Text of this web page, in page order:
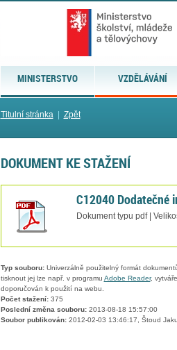
MINISTERSTVO VZDĚLÁVÁNÍ
Titulní stránka| Zpět
DOKUMENT KE STAŽENÍ
C12040 Dodatečné
Dokument typu pdf |
Typ souboru:Univerzálně použitelný formát
tisknout jej lze např. v programu Adobe Reader,
doporučován k použití na webu.
Počet stažení:375
Poslední změna souboru:2013-08-18 15:57:00
Soubor publikován:2012-02-03 13:46:17, Štoud